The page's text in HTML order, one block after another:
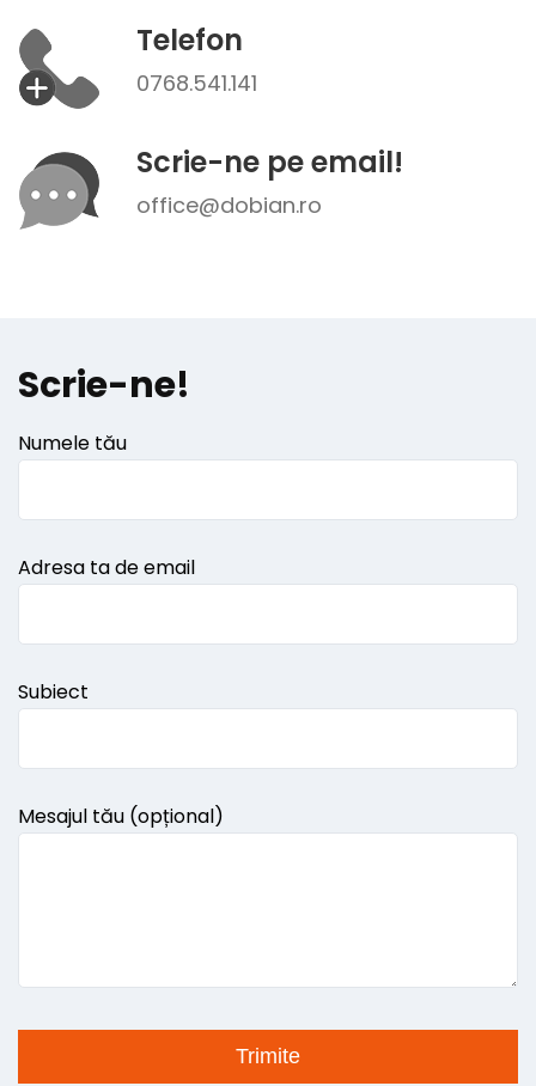
Telefon
0768.541.141
Scrie-ne pe email!
office@dobian.ro
Scrie-ne!
Numele tău
Adresa ta de email
Subiect
Mesajul tău (opțional)